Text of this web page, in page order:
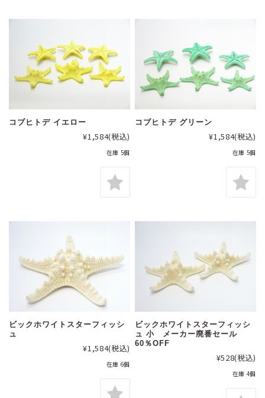
コブヒトデ イエロー
¥1,584(税込)
在庫 5個
コブヒトデ グリーン
¥1,584(税込)
在庫 5個
ビックホワイトスターフィッシ
ュ
¥1,584(税込)
在庫 6個
ビックホワイトスターフィッシ
ュ 小 メーカー廃番セール
60％OFF
¥528(税込)
在庫 4個